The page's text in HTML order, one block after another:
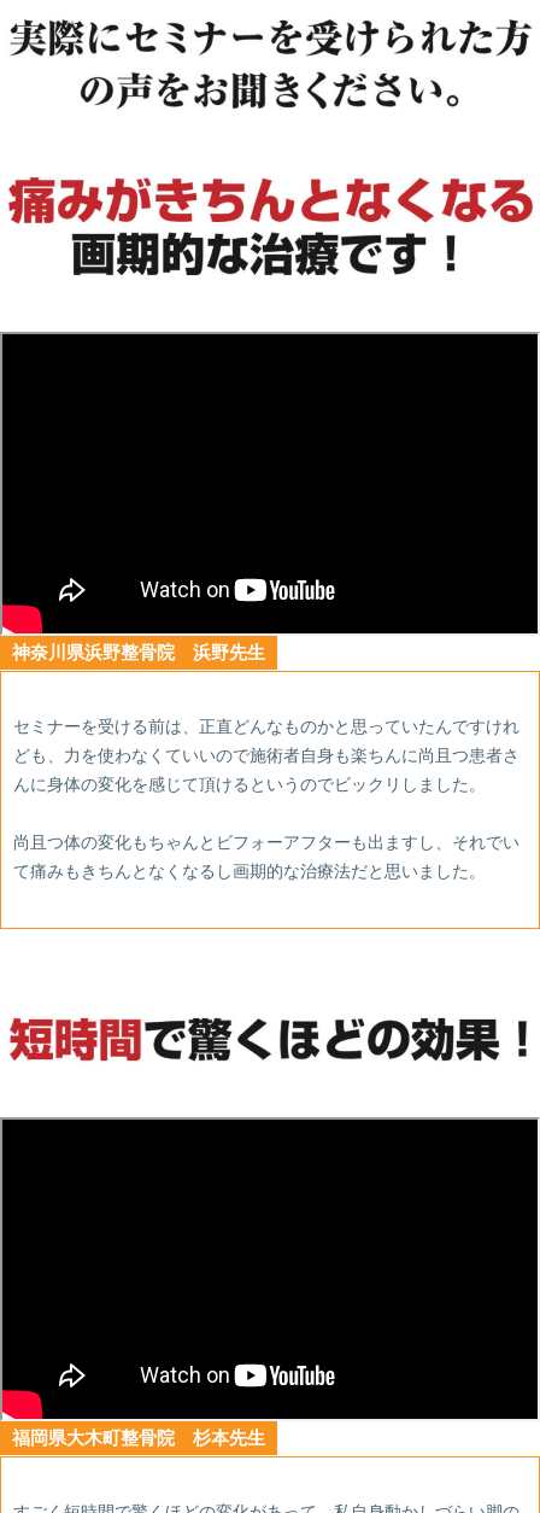
神奈川県浜野整骨院 浜野先生
セミナーを受ける前は、正直どんなものかと思っていたんですけれ
ども、力を使わなくていいので施術者自身も楽ちんに尚且つ患者さ
んに身体の変化を感じて頂けるというのでビックリしました。
尚且つ体の変化もちゃんとビフォーアフターも出ますし、それでい
て痛みもきちんとなくなるし画期的な治療法だと思いました。
福岡県大木町整骨院 杉本先生